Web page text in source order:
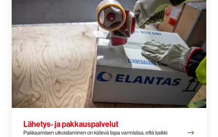
Lähetys- ja pakkauspalvelut
Pakkaamisen ulkoistaminen on kätevä tapa varmistaa, että kaikki